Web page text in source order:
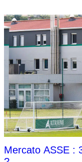
Mercato ASSE :